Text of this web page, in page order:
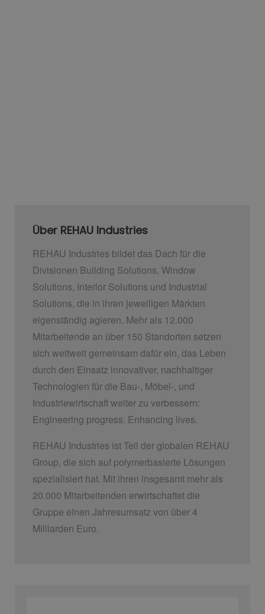
Über REHAU Industries
REHAU Industries bildet das Dach für die
Divisionen Building Solutions, Window
Solutions, Interior Solutions und Industrial
Solutions, die in ihren jeweiligen Märkten
eigenständig agieren. Mehr als 12.000
Mitarbeitende an über 150 Standorten setzen
sich weltweit gemeinsam dafür ein, das Leben
durch den Einsatz innovativer, nachhaltiger
Technologien für die Bau-, Möbel-, und
Industriewirtschaft weiter zu verbessern:
Engineering progress. Enhancing lives.
REHAU Industries ist Teil der globalen REHAU
Group, die sich auf polymerbasierte Lösungen
spezialisiert hat. Mit ihren insgesamt mehr als
20.000 Mitarbeitenden erwirtschaftet die
Gruppe einen Jahresumsatz von über 4
Milliarden Euro.